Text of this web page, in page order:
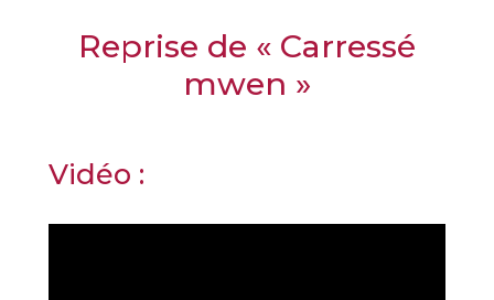
Reprise de « Carressé
mwen »
Vidéo :